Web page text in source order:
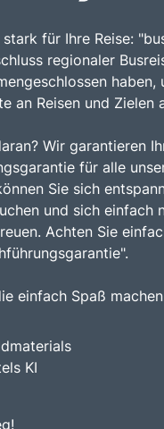
stark für Ihre Reise:
regionaler
haben,
an Reisen und Zielen
Wir garantieren
für alle
Sie sich
und sich einfach
Achten Sie
einfach Spaß
KI